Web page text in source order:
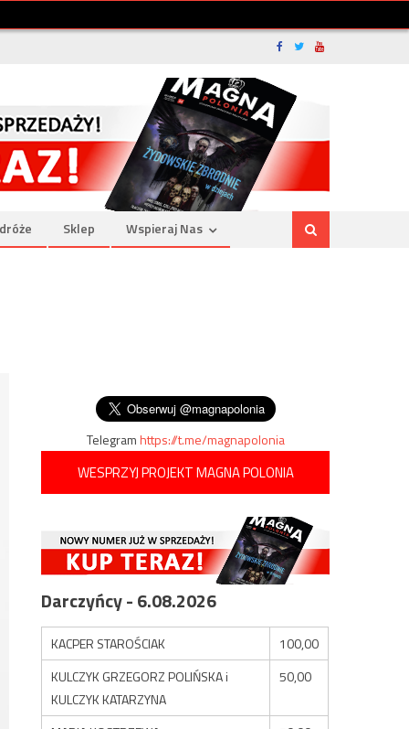
Sklep Wspieraj Nas
Telegramhttps://t.me/magnapolonia
WESPRZYJ PROJEKT MAGNA POLONIA
Darczyńcy - 6.08.2026
KACPER STAROŚCIAK
100,00
KULCZYK GRZEGORZ POLIŃSKA i
KULCZYK KATARZYNA
50,00